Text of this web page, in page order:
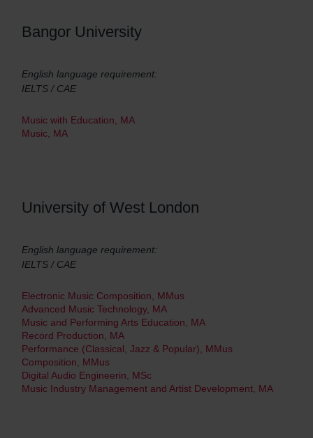
Bangor University
English language requirement:
IELTS / CAE
Music with Education, MA
Music, MA
University of West London
English language requirement:
IELTS / CAE
Electronic Music Composition, MMus
Advanced Music Technology, MA
Music and Performing Arts Education, MA
Record Production, MA
Performance (Classical, Jazz & Popular), MMus
Composition, MMus
Digital Audio Engineerin, MSc
Music Industry Management and Artist Development, MA